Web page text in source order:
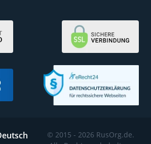
© 2015 - 2026 RusOrg.de.